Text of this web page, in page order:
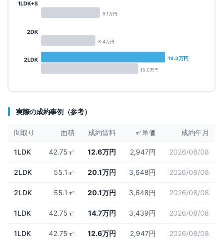
1LDK+S
9.1万円
2DK
8.4万円
2LDK 19.3万円
15.0万円
実際の成約事例（参考）
間取り 面積 成約賃料 ㎡単価 成約年月
1LDK 42.75㎡ 12.6万円 2,947円 2026/08/08
2LDK 55.1㎡ 20.1万円 3,648円 2026/08/08
2LDK 55.1㎡ 20.1万円 3,648円 2026/08/08
1LDK 42.75㎡ 14.7万円 3,439円 2026/08/08
1LDK 42.75㎡ 12.6万円 2,947円 2026/08/08